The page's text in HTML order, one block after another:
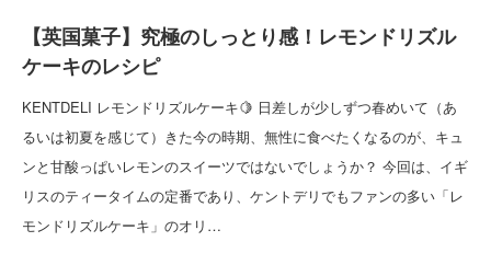
【英国菓子】究極のしっとり感！レモンドリズル
ケーキのレシピ
KENTDELI レモンドリズルケーキ🍋 日差しが少しずつ春めいて（あ
るいは初夏を感じて）きた今の時期、無性に食べたくなるのが、キュ
ンと甘酸っぱいレモンのスイーツではないでしょうか？ 今回は、イギ
リスのティータイムの定番であり、ケントデリでもファンの多い「レ
モンドリズルケーキ」のオリ…